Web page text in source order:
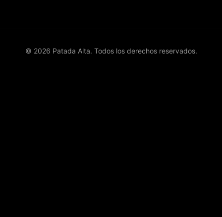
© 2026 Patada Alta. Todos los derechos reservados.